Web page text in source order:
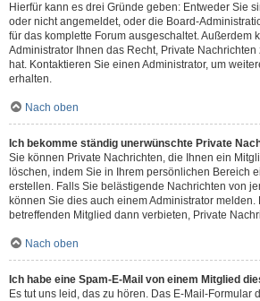
Hierfür kann es drei Gründe geben: Entweder Sie
oder nicht angemeldet, oder die Board-
für das komplette Forum ausgeschaltet. Außerdem
Administrator Ihnen das Recht, Private
hat. Kontaktieren Sie einen Administrator, um
erhalten.
Nach oben
Ich bekomme ständig unerwünschte Private
Sie können Private Nachrichten, die Ihnen ein
löschen, indem Sie in Ihrem persönlichen Bereich
erstellen. Falls Sie belästigende Nachrichten von
können Sie dies auch einem Administrator melden.
betreffenden Mitglied dann verbieten, Private
Nach oben
Ich habe eine Spam-E-Mail von einem Mitglied
Es tut uns leid, das zu hören. Das E-Mail-Formular